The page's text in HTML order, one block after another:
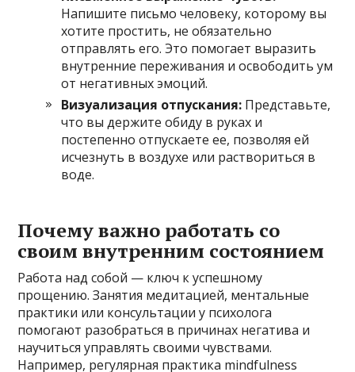
Напишите письмо человеку, которому вы
хотите простить, не обязательно
отправлять его. Это помогает выразить
внутренние переживания и освободить ум
от негативных эмоций.
Визуализация отпускания: Представьте,
что вы держите обиду в руках и
постепенно отпускаете ее, позволяя ей
исчезнуть в воздухе или раствориться в
воде.
Почему важно работать со
своим внутренним состоянием
Работа над собой — ключ к успешному
прощению. Занятия медитацией, ментальные
практики или консультации у психолога
помогают разобраться в причинах негатива и
научиться управлять своими чувствами.
Например, регулярная практика mindfulness